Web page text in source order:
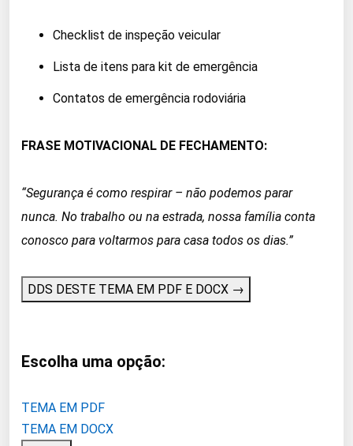
Checklist de inspeção veicular
Lista de itens para kit de emergência
Contatos de emergência rodoviária
FRASE MOTIVACIONAL DE FECHAMENTO:
“Segurança é como respirar – não podemos parar
nunca. No trabalho ou na estrada, nossa família conta
conosco para voltarmos para casa todos os dias.”
DDS DESTE TEMA EM PDF E DOCX →
Escolha uma opção:
TEMA EM PDF
TEMA EM DOCX